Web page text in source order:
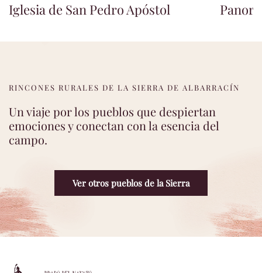
Iglesia de San Pedro Apóstol
RINCONES RURALES DE LA SIERRA DE ALBARRACÍN
Un viaje por los pueblos que despiertan
emociones y conectan con la esencia del
campo.
Ver otros pueblos de la Sierra